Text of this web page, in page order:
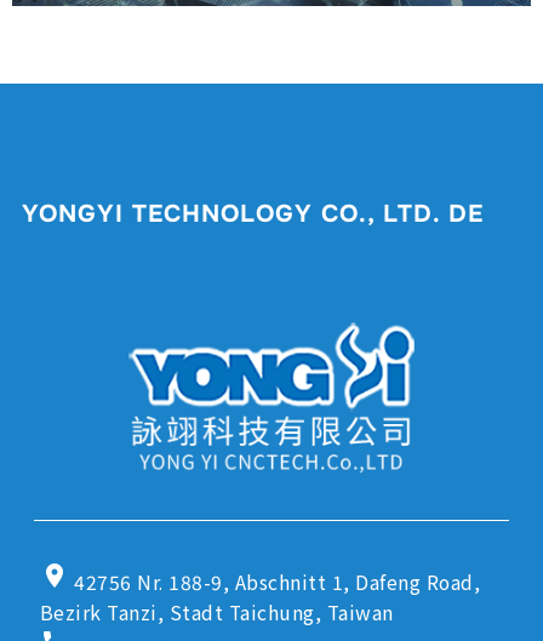
YONGYI TECHNOLOGY CO., LTD. DE
location_on 42756 Nr. 188-9, Abschnitt 1, Dafeng Road,
Bezirk Tanzi, Stadt Taichung, Taiwan